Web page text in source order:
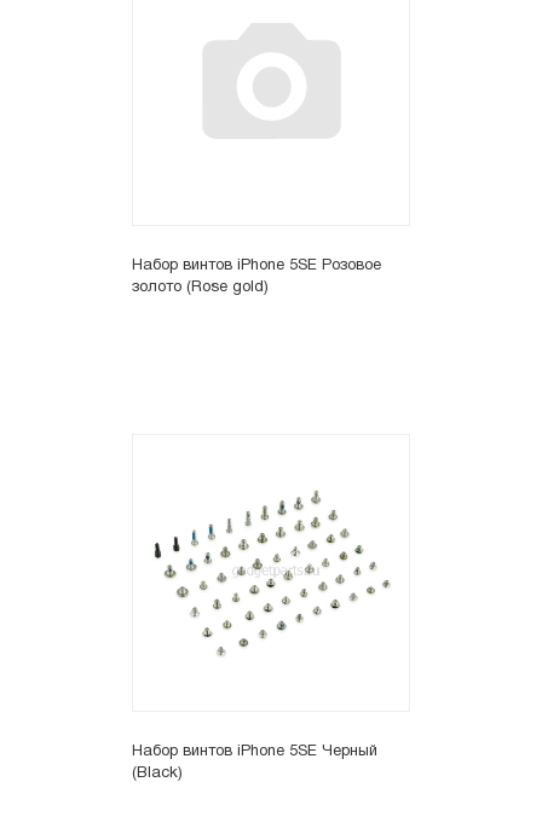
Набор винтов iPhone 5SE Розовое
золото (Rose gold)
Набор винтов iPhone 5SE Черный
(Black)